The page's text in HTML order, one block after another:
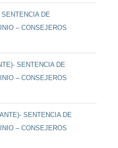
DE
– CONSEJEROS
SENTENCIA DE
– CONSEJEROS
SENTENCIA DE
– CONSEJEROS